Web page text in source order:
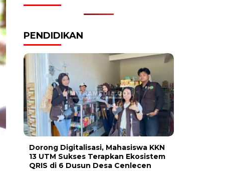
PENDIDIKAN
Dorong Digitalisasi, Mahasiswa KKN
13 UTM Sukses Terapkan Ekosistem
QRIS di 6 Dusun Desa Cenlecen